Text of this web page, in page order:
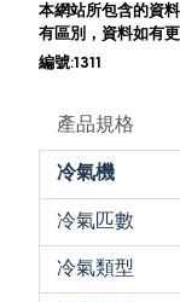
本網站所包含的資
有區別，資料如有
編號:1311
產品規格
冷氣機
冷氣匹數
冷氣類型